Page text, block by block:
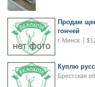
Продам
гончей
г. Минск
Куплю
Брестская